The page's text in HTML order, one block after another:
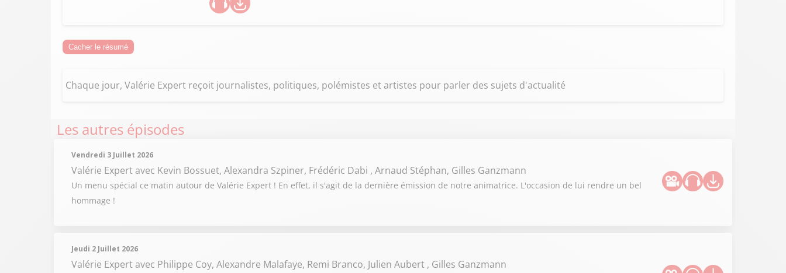
Cacher le résumé
Chaque jour, Valérie Expert reçoit journalistes, politiques, polémistes et artistes pour parler des sujets d'actualité
Les autres épisodes
Vendredi 3 Juillet 2026
Valérie Expertavec Kevin Bossuet, Alexandra Szpiner, Frédéric Dabi , Arnaud Stéphan, Gilles Ganzmann
Un menu spécial ce matin autour de Valérie Expert ! En effet, il s'agit de la dernière émission de notre animatrice. L'occasion de lui rendre un bel
hommage !
Jeudi 2 Juillet 2026
Valérie Expertavec Philippe Coy, Alexandre Malafaye, Remi Branco, Julien Aubert , Gilles Ganzmann